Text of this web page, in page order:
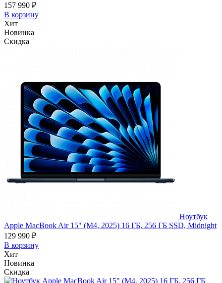
157 990 ₽
В корзину
Хит
Новинка
Скидка
Ноутбук
Apple MacBook Air 15" (M4, 2025) 16 ГБ, 256 ГБ SSD, Midnight
129 990 ₽
В корзину
Хит
Новинка
Скидка